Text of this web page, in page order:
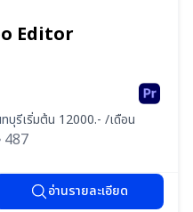
Editor
บุรีเริ่มต้น 12000.- /เดือน
487
อ่านรายละเอียด